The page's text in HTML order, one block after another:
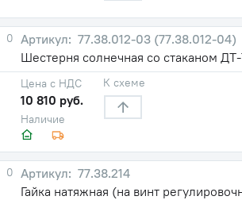
0
77.38.012-03 (77.38.012-04)
Шестерня солнечная со стаканом
Наличие
Цена с НДС
10 810 руб.
К схеме
0
77.38.214
Гайка натяжная (на винт